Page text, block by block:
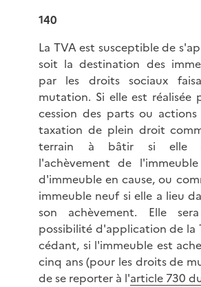
140
La TVA est susceptible de
soit la destination des
par les droits sociaux
mutation. Si elle est réalisée
cession des parts ou actions
taxation de plein droit
terrain à bâtir si elle
l'achèvement de
d'immeuble en cause, ou
immeuble neuf si elle a lieu
son achèvement. Elle
possibilité d'application de la
cédant, si l'immeuble est
cinq ans (pour les droits de
de se reporter à l'article 730